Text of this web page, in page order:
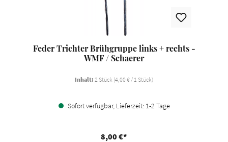
Feder Trichter Brühgruppe links + rechts -
WMF / Schaerer
Inhalt: 2 Stück (4,00 € / 1 Stück)
Sofort verfügbar, Lieferzeit: 1-2 Tage
8,00 €*